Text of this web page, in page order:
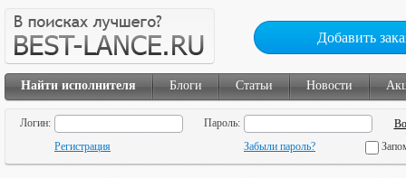
Добавить
Найти исполнителя Блоги Статьи Новости
Логин:
Пароль:
Регистрация
Забыли пароль?